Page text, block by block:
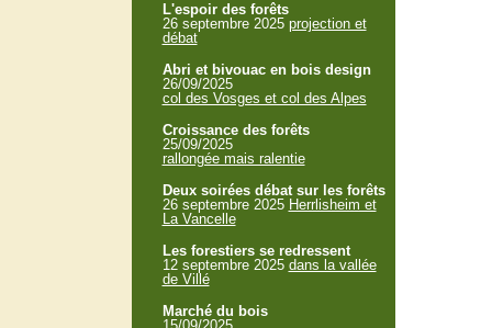
L'espoir des forêts
26 septembre 2025 projection et
débat
Abri et bivouac en bois design
26/09/2025
col des Vosges et col des Alpes
Croissance des forêts
25/09/2025
rallongée mais ralentie
Deux soirées débat sur les forêts
26 septembre 2025 Herrlisheim et
La Vancelle
Les forestiers se redressent
12 septembre 2025 dans la vallée
de Villé
Marché du bois